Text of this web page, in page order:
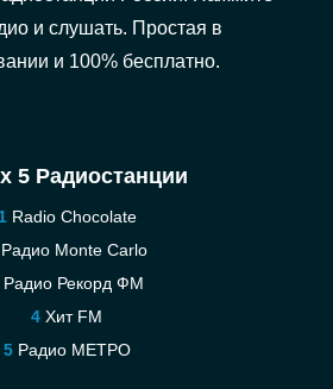
и слушать. Простая в
и 100% бесплатно.
5 Радиостанции
Radio Chocolate
Радио Monte Carlo
Радио Рекорд ФМ
Хит FM
Радио МЕТРО